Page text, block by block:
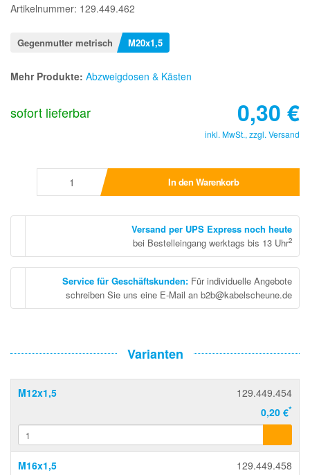
Artikelnummer: 129.449.462
Gegenmutter metrisch M20x1,5
Mehr Produkte: Abzweigdosen & Kästen
sofort lieferbar 0,30 €
inkl. MwSt., zzgl. Versand
In den Warenkorb
Versand per UPS Express noch heute
bei Bestelleingang werktags bis 13 Uhr2
Service für Geschäftskunden: Für individuelle Angebote
schreiben Sie uns eine E-Mail an b2b@kabelscheune.de
Varianten
M12x1,5
129.449.454
0,20 €*
M16x1,5
129.449.458